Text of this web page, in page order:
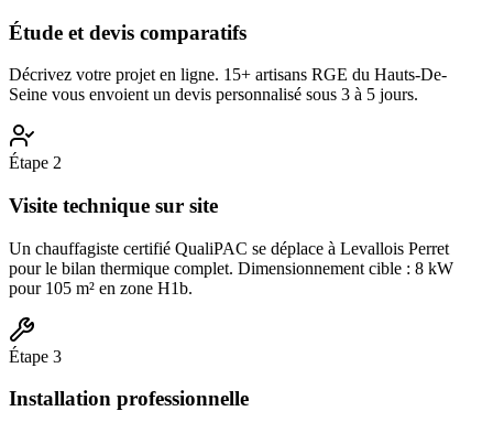
Étude et devis comparatifs
Décrivez votre projet en ligne. 15+ artisans RGE du Hauts-De-
Seine vous envoient un devis personnalisé sous 3 à 5 jours.
Étape 2
Visite technique sur site
Un chauffagiste certifié QualiPAC se déplace à Levallois Perret
pour le bilan thermique complet. Dimensionnement cible : 8 kW
pour 105 m² en zone H1b.
Étape 3
Installation professionnelle